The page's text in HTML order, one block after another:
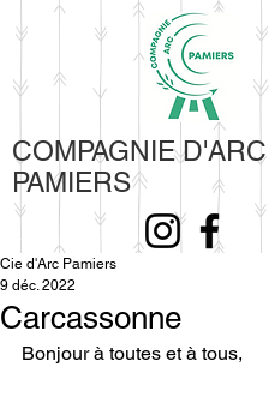
COMPAGNIE
PAMIERS
Carcassonne
Cie d'Arc Pamiers
9 déc. 2022
Bonjour à toutes et à tous,